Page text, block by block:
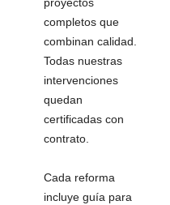
proyectos
completos que
combinan calidad.
Todas nuestras
intervenciones
quedan
certificadas con
contrato.
Cada reforma
incluye guía para